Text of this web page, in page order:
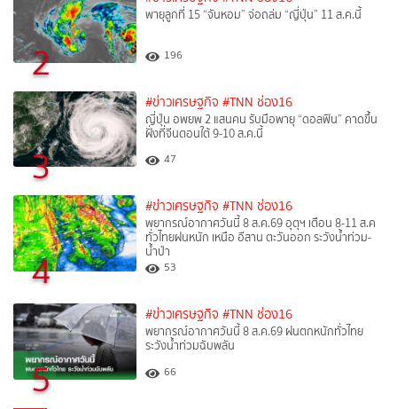
2
พายุลูกที่ 15 “จันหอม” จ่อถล่ม “ญี่ปุ่น” 11 ส.ค.นี้
196
3
#ข่าวเศรษฐกิจ #TNN ช่อง16
ญี่ปุ่น อพยพ 2 แสนคน รับมือพายุ “ดอลฟิน” คาดขึ้น
ฝั่งที่จีนตอนใต้ 9-10 ส.ค.นี้
47
4
#ข่าวเศรษฐกิจ #TNN ช่อง16
พยากรณ์อากาศวันนี้ 8 ส.ค.69 อุตุฯ เตือน 8-11 ส.ค
ทั่วไทยฝนหนัก เหนือ อีสาน ตะวันออก ระวังน้ำท่วม-
น้ำป่า
53
5
#ข่าวเศรษฐกิจ #TNN ช่อง16
พยากรณ์อากาศวันนี้ 8 ส.ค.69 ฝนตกหนักทั่วไทย
ระวังน้ำท่วมฉับพลัน
66